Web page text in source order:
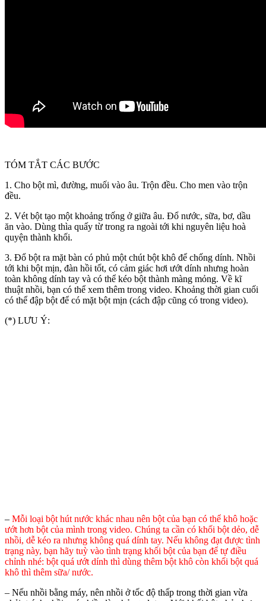
TÓM TẮT CÁC BƯỚC
1. Cho bột mì, đường, muối vào âu. Trộn đều. Cho men vào trộn
đều.
2. Vét bột tạo một khoảng trống ở giữa âu. Đổ nước, sữa, bơ, dầu
ăn vào. Dùng thìa quấy từ trong ra ngoài tới khi nguyên liệu hoà
quyện thành khối.
3. Đổ bột ra mặt bàn có phủ một chút bột khô để chống dính. Nhồi
tới khi bột mịn, đàn hồi tốt, có cảm giác hơi ướt dính nhưng hoàn
toàn không dính tay và có thể kéo bột thành màng mỏng. Về kĩ
thuật nhồi, bạn có thể xem thêm trong video. Khoảng thời gian cuối
có thể đập bột để có mặt bột mịn (cách đập cũng có trong video).
(*) LƯU Ý:
– Mỗi loại bột hút nước khác nhau nên bột của bạn có thể khô hoặc
ướt hơn bột của mình trong video. Chúng ta cần có khối bột dẻo, dễ
nhồi, dễ kéo ra nhưng không quá dính tay. Nếu không đạt được tình
trạng này, bạn hãy tuỳ vào tình trạng khối bột của bạn để tự điều
chỉnh nhé: bột quá ướt dính thì dùng thêm bột khô còn khối bột quá
khô thì thêm sữa/ nước.
– Nếu nhồi bằng máy, nên nhồi ở tốc độ thấp trong thời gian vừa